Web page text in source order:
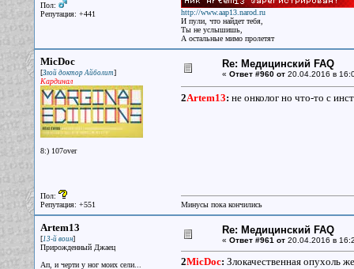
Пол:
Репутация: +441
http://www.aap13.narod.ru
И пули, что найдет тебя,
Ты не услышишь,
А остальные мимо пролетят
MicDoc
[Злой доктор Айболит]
Кардинал
8:) 107over
Пол:
Репутация: +551
Re: Медицинский FAQ
« Ответ #960 от20.04.2016 в
2Artem13: не онколог но что-то с
Минусы пока кончились
Artem13
[13-й воин]
Прирожденный Джаец
Ап, и черти у ног моих сели...
Re: Медицинский FAQ
« Ответ #961 от20.04.2016 в
2MicDoc: Злокачественная опухоль